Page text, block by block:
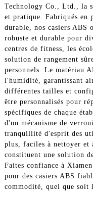
Technology Co., Ltd., la
et pratique. Fabriqués en
durable, nos casiers ABS
robuste et durable pour
centres de fitness, les
solution de rangement
personnels. Le matériau
l'humidité, garantissant
différentes tailles et
être personnalisés pour
spécifiques de chaque
d'un mécanisme de
tranquillité d'esprit des
plus, faciles à nettoyer et
constituent une solution
Faites confiance à
pour des casiers ABS
commodité, quel que soit